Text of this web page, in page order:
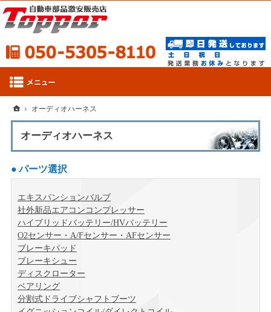
オーディオハーネス
パーツ選択
エキスパンションバルブ
社外新品エアコンコンプレッサー
ハイブリッドバッテリー/HVバッテリー
O2センサー・A/Fセンサー・AFセンサー
ブレーキパッド
ブレーキシュー
ディスクローター
ベアリング
分割式ドライブシャフトブーツ
050-
オーディオハーネス